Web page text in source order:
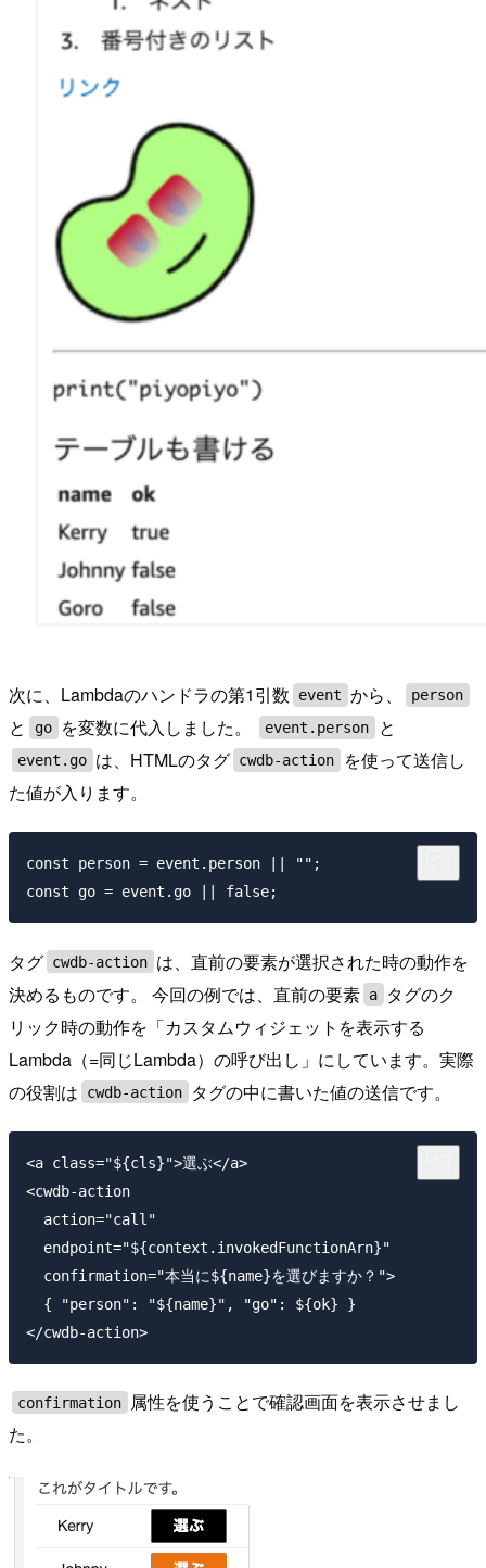
次に、Lambdaのハンドラの第1引数 event から、 person
と go を変数に代入しました。 event.person と
event.go は、HTMLのタグ cwdb-action
を使って送信し
た値が入ります。
const person = event.person || "";
タグ cwdb-action は、直前の要素が選択された時の動作を
決めるものです。 今回の例では、直前の要素 a
タグのク
リック時の動作を「カスタムウィジェットを表示する
Lambda（=同じLambda）の呼び出し」にしています。実際
の役割は
cwdb-action タグの中に書いた値の送信です。
<a class="${cls}">選ぶ</a>
<cwdb-action
  action="call"
  endpoint="${context.invokedFunctionArn}"
  confirmation="本当に${name}を選びますか？">
  { "person": "${name}", "go": ${ok} }
confirmation
属性を使うことで確認画面を表示させまし
た。